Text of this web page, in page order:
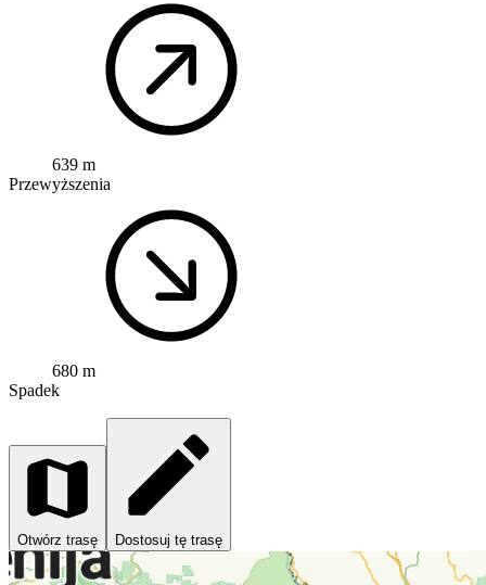
639 m
Przewyższenia
680 m
Spadek
Otwórz trasę Dostosuj tę trasę